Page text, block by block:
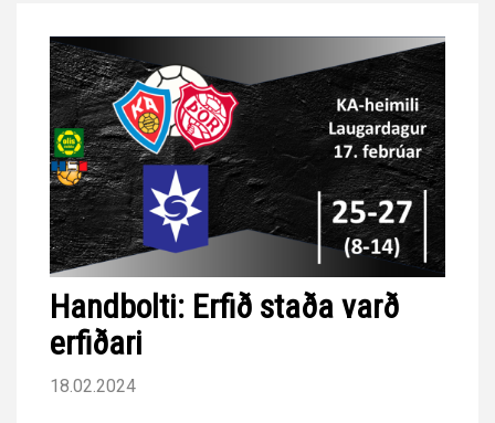
Handbolti: Erfið staða varð
erfiðari
18.02.2024